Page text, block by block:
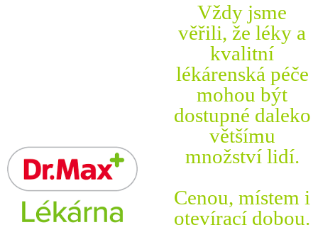
Vždy jsme
věřili, že léky a
kvalitní
lékárenská péče
mohou být
dostupné daleko
většímu
množství lidí.
Cenou, místem i
otevírací dobou.